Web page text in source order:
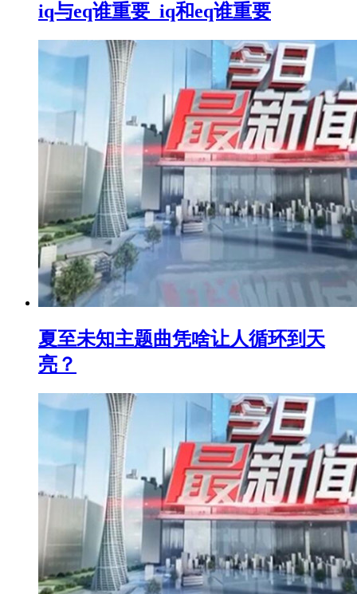
iq与eq谁重要_iq和eq谁重要
夏至未知主题曲凭啥让人循环到天
亮？